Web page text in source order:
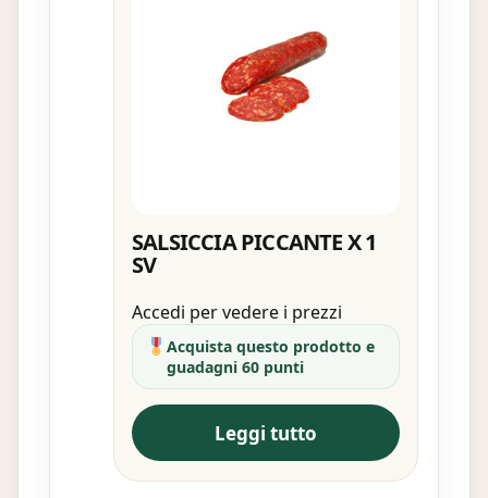
SALSICCIA PICCANTE X 1
SV
Accedi per vedere i prezzi
Acquista questo prodotto e
guadagni 60 punti
Leggi tutto